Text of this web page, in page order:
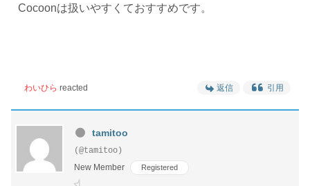
Cocoonは扱いやすくておすすめです。
わいひら reacted 返信 引用
tamitoo
(@tamitoo)
New Member
Registered